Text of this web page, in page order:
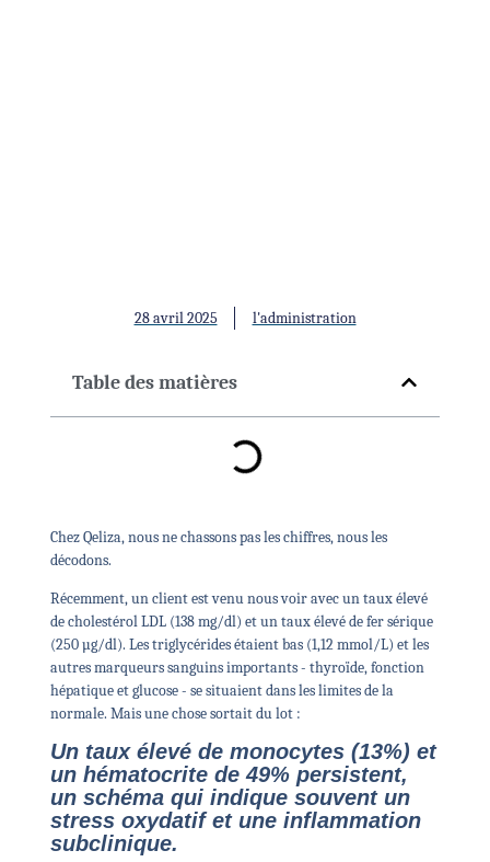
28 avril 2025 l'administration
Chez Qeliza, nous ne chassons pas les chiffres, nous les
décodons.
Récemment, un client est venu nous voir avec un taux élevé
de cholestérol LDL (138 mg/dl) et un taux élevé de fer sérique
(250 µg/dl). Les triglycérides étaient bas (1,12 mmol/L) et les
autres marqueurs sanguins importants - thyroïde, fonction
hépatique et glucose - se situaient dans les limites de la
normale. Mais une chose sortait du lot :
Un taux élevé de monocytes (13%) et
un hématocrite de 49% persistent,
un schéma qui indique souvent un
stress oxydatif et une inflammation
subclinique.
Table des matières